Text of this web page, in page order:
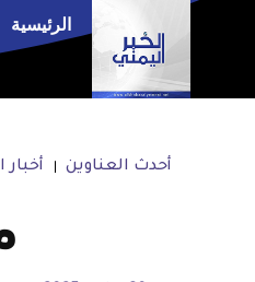
الرئيسية
أحدث العناوين